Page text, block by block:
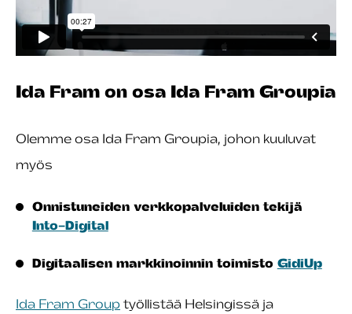
Ida Fram on osa Ida Fram Groupia
Olemme osa Ida Fram Groupia, johon kuuluvat
myös
Onnistuneiden verkkopalveluiden tekijä
Into-Digital
Digitaalisen markkinoinnin toimisto GidiUp
Ida Fram Grouptyöllistää Helsingissä ja